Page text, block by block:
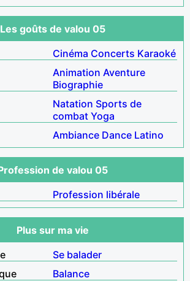
Les goûts de valou 05
Cinéma Concerts Karaoké
Animation Aventure
Biographie
Natation Sports de
combat Yoga
Ambiance Dance Latino
de valou 05
Profession libérale
Plus sur ma vie
Se balader
Balance